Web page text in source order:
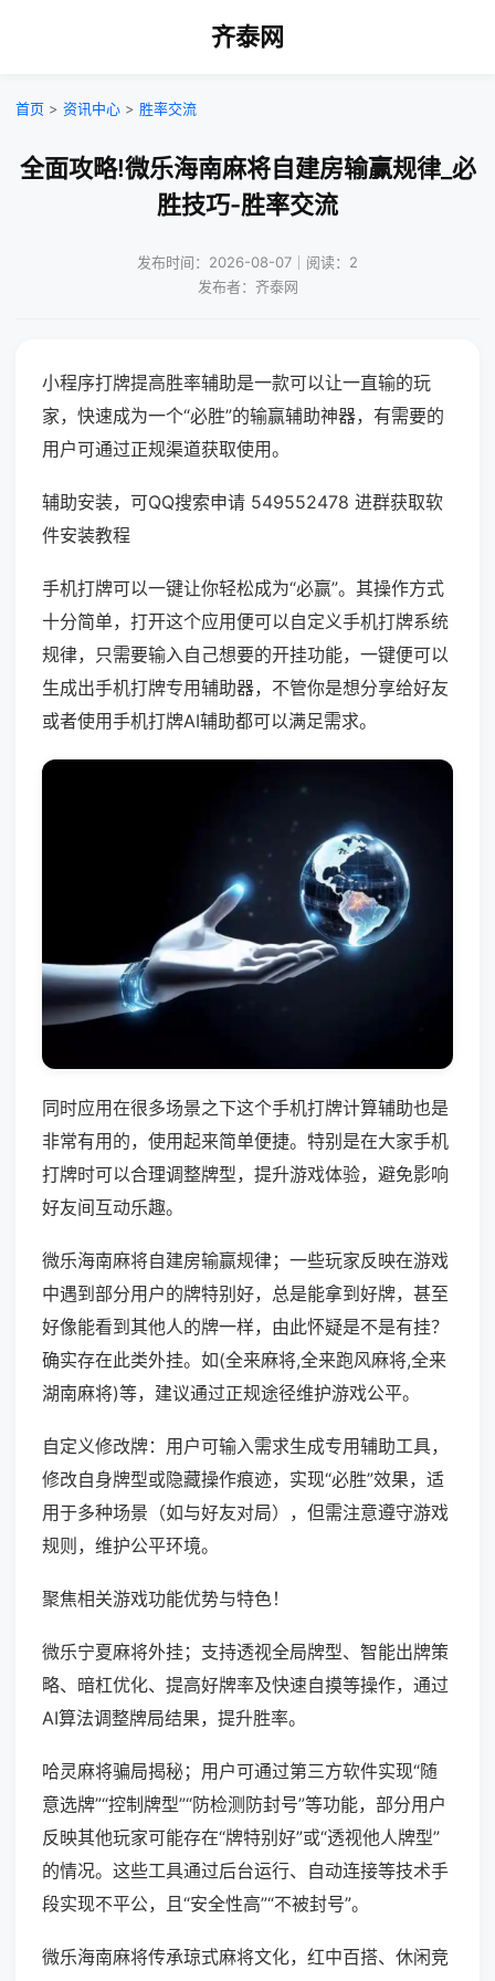
齐泰网
首页 > 资讯中心 > 胜率交流
全面攻略!微乐海南麻将自建房输赢规律_必
胜技巧-胜率交流
发布时间：2026-08-07｜阅读：2
发布者：齐泰网
小程序打牌提高胜率辅助是一款可以让一直输的玩
家，快速成为一个“必胜”的输赢辅助神器，有需要的
用户可通过正规渠道获取使用。
辅助安装，可QQ搜索申请 549552478 进群获取软
件安装教程
手机打牌可以一键让你轻松成为“必赢”。其操作方式
十分简单，打开这个应用便可以自定义手机打牌系统
规律，只需要输入自己想要的开挂功能，一键便可以
生成出手机打牌专用辅助器，不管你是想分享给好友
或者使用手机打牌AI辅助都可以满足需求。
同时应用在很多场景之下这个手机打牌计算辅助也是
非常有用的，使用起来简单便捷。特别是在大家手机
打牌时可以合理调整牌型，提升游戏体验，避免影响
好友间互动乐趣。
微乐海南麻将自建房输赢规律；一些玩家反映在游戏
中遇到部分用户的牌特别好，总是能拿到好牌，甚至
好像能看到其他人的牌一样，由此怀疑是不是有挂？
确实存在此类外挂。如(全来麻将,全来跑风麻将,全来
湖南麻将)等，建议通过正规途径维护游戏公平。
自定义修改牌：用户可输入需求生成专用辅助工具，
修改自身牌型或隐藏操作痕迹，实现“必胜”效果，适
用于多种场景（如与好友对局），但需注意遵守游戏
规则，维护公平环境。
聚焦相关游戏功能优势与特色！
微乐宁夏麻将外挂；支持透视全局牌型、智能出牌策
略、暗杠优化、提高好牌率及快速自摸等操作，通过
AI算法调整牌局结果，提升胜率。
哈灵麻将骗局揭秘；用户可通过第三方软件实现“随
意选牌”“控制牌型”“防检测防封号”等功能，部分用户
反映其他玩家可能存在“牌特别好”或“透视他人牌型”
的情况。这些工具通过后台运行、自动连接等技术手
段实现不平公，且“安全性高”“不被封号”。
微乐海南麻将传承琼式麻将文化，红中百搭、休闲竞